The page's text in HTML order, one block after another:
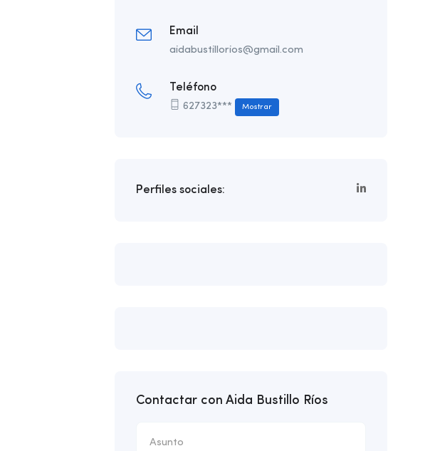
Email
aidabustillorios@gmail.com
Teléfono
627323*** Mostrar
Perfiles sociales:
Contactar con Aida Bustillo Ríos